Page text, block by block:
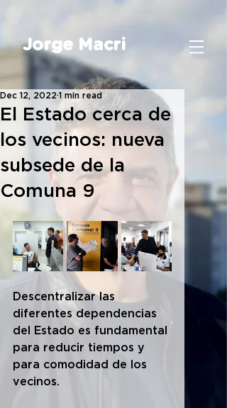
Jorge Macri
El Estado cerca de
los vecinos: nueva
subsede de la
Comuna 9
Dec 12, 2022 1 min read
Descentralizar las
diferentes dependencias
del Estado es fundamental
para reducir tiempos y
para comodidad de los
vecinos.